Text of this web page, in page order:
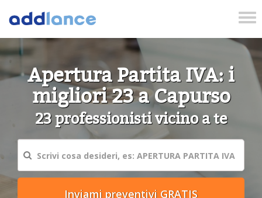
Apertura Partita IVA: i
migliori 23 a Capurso
23 professionisti vicino a te